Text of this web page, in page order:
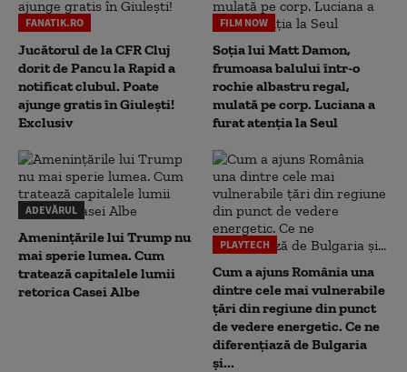
FANATIK.RO
Jucătorul de la CFR Cluj
dorit de Pancu la Rapid a
notificat clubul. Poate
ajunge gratis în Giulești!
Exclusiv
FILM NOW
Soția lui Matt Damon,
frumoasa balului într-o
rochie albastru regal,
mulată pe corp. Luciana a
furat atenția la Seul
ADEVĂRUL
Amenințările lui Trump nu
mai sperie lumea. Cum
tratează capitalele lumii
retorica Casei Albe
PLAYTECH
Cum a ajuns România una
dintre cele mai vulnerabile
țări din regiune din punct
de vedere energetic. Ce ne
diferențiază de Bulgaria
și...